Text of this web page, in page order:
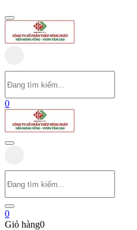
0
0
Giỏ hàng0